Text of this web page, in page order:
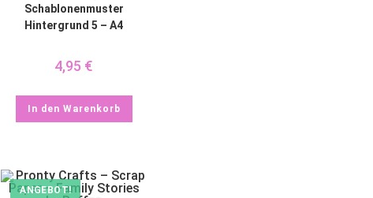
Schablonenmuster
Hintergrund 5 – A4
4,95 €
In den Warenkorb
ANGEBOT!